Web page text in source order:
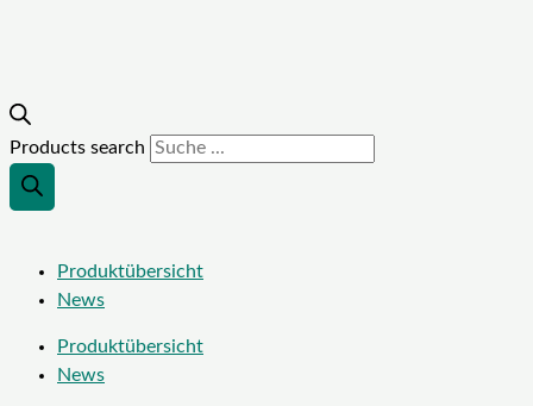
Products search
Produktübersicht
News
Produktübersicht
News